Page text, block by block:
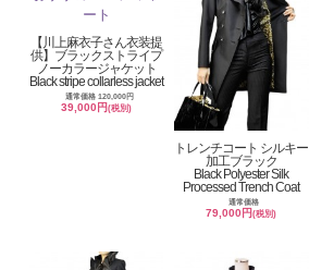
【川上麻衣子さん衣装提
供】ブラックストライプ
ノーカラージャケット
Black stripe collarless jacket
通常価格 120,000円
39,000円(税別)
トレンチコート シルキー
加工ブラック
Black Polyester Silk
Processed Trench Coat
通常価格
79,000円(税別)